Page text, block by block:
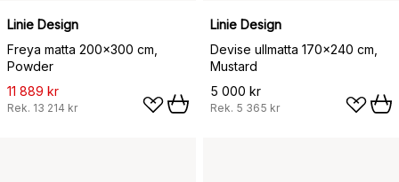
Linie Design
Freya matta 200x300 cm,
Powder
11 889 kr
Rek. 13 214 kr
Linie Design
Devise ullmatta 170x240 cm,
Mustard
5 000 kr
Rek. 5 365 kr